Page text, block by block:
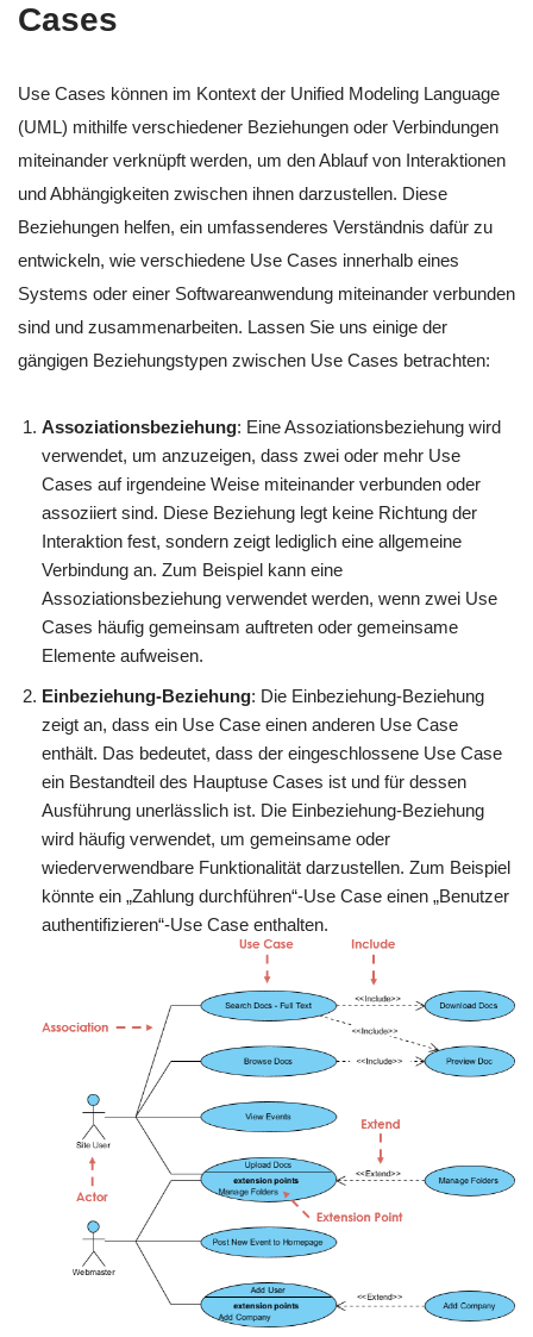
Cases
Use Cases können im Kontext der Unified Modeling Language
(UML) mithilfe verschiedener Beziehungen oder Verbindungen
miteinander verknüpft werden, um den Ablauf von Interaktionen
und Abhängigkeiten zwischen ihnen darzustellen. Diese
Beziehungen helfen, ein umfassenderes Verständnis dafür zu
entwickeln, wie verschiedene Use Cases innerhalb eines
Systems oder einer Softwareanwendung miteinander verbunden
sind und zusammenarbeiten. Lassen Sie uns einige der
gängigen Beziehungstypen zwischen Use Cases betrachten:
Assoziationsbeziehung: Eine Assoziationsbeziehung wird
verwendet, um anzuzeigen, dass zwei oder mehr Use
Cases auf irgendeine Weise miteinander verbunden oder
assoziiert sind. Diese Beziehung legt keine Richtung der
Interaktion fest, sondern zeigt lediglich eine allgemeine
Verbindung an. Zum Beispiel kann eine
Assoziationsbeziehung verwendet werden, wenn zwei Use
Cases häufig gemeinsam auftreten oder gemeinsame
Elemente aufweisen.
Einbeziehung-Beziehung: Die Einbeziehung-Beziehung
zeigt an, dass ein Use Case einen anderen Use Case
enthält. Das bedeutet, dass der eingeschlossene Use Case
ein Bestandteil des Hauptuse Cases ist und für dessen
Ausführung unerlässlich ist. Die Einbeziehung-Beziehung
wird häufig verwendet, um gemeinsame oder
wiederverwendbare Funktionalität darzustellen. Zum Beispiel
könnte ein „Zahlung durchführen“-Use Case einen „Benutzer
authentifizieren“-Use Case enthalten.